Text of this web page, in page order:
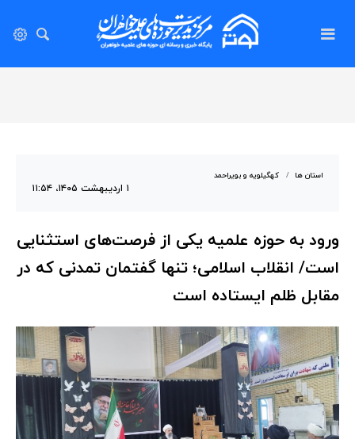
استان ها کهگیلویه و بویراحمد
۱ اردیبهشت ۱۴۰۵، ۱۱:۵۴
ورود به حوزه علمیه یکی از فرصت‌های استثنایی
است/ انقلاب اسلامی؛ تنها گفتمان تمدنی که در
مقابل ظلم ایستاده است